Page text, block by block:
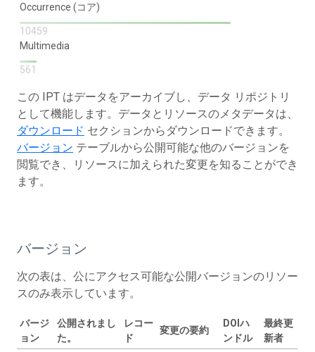
Occurrence (コア)
10459
Multimedia
561
この IPT はデータをアーカイブし、データ リポジトリ
として機能します。データとリソースのメタデータは、
ダウンロード セクションからダウンロードできます。
バージョン テーブルから公開可能な他のバージョンを
閲覧でき、リソースに加えられた変更を知ることができ
ます。
バージョン
次の表は、公にアクセス可能な公開バージョンのリソー
スのみ表示しています。
バージ
ョン
公開されまし
た。
レコー
ド
変更の要約
DOIハ
ンドル
最終更
新者